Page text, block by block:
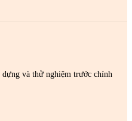
dựng và thử nghiệm trước chính